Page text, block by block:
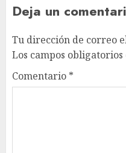
Deja un
Tu dirección de correo
Los campos
Comentario *